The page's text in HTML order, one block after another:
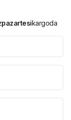
pazartesikargoda